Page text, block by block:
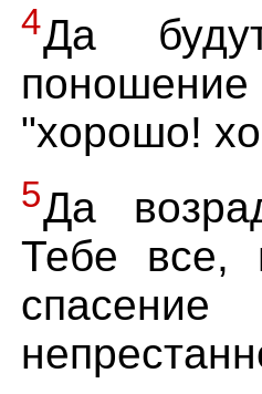
4Да
"хорошо!
5Да
Тебе все,